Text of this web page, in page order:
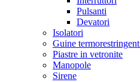
Pulsanti
Devatori
Isolatori
Guine
Piastre in vetronite
Manopole
Sirene